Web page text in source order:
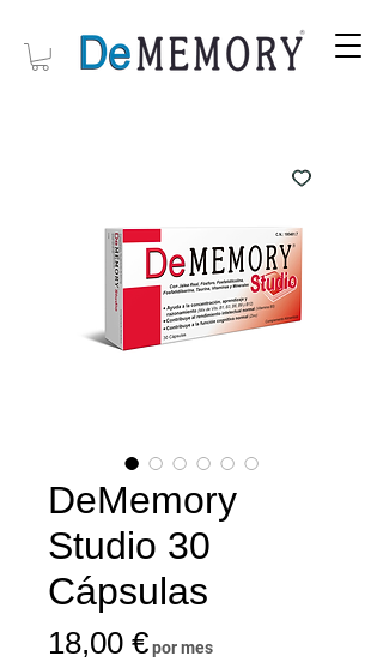
DeMemory
Studio 30
Cápsulas
18,00 €Precio
por mes